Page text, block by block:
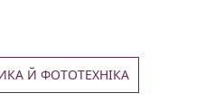
Й ФОТОТЕХНІКА